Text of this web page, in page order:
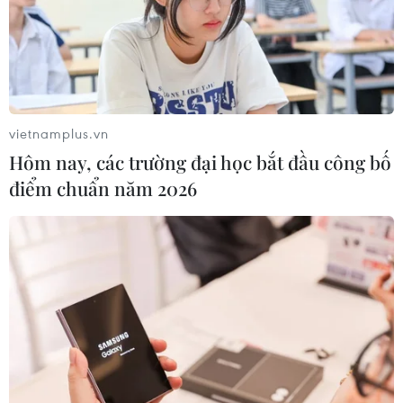
'Không phải ai từ Hà Nội về Thanh Hóa
cũng bắt buộc phải cách ly'
04/02/2021 14:53
Thanh Hóa yêu cầu tất cả các trường hợp từ các tỉnh,
vietnamplus.vn
Hôm nay, các trường đại học bắt đầu công bố
điểm chuẩn năm 2026